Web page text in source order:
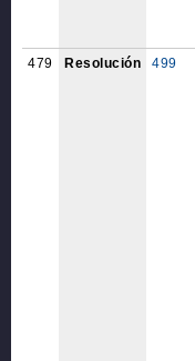
479 Resolución 499